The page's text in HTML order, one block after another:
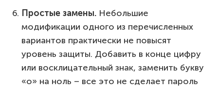
Простые замены. Небольшие
модификации одного из перечисленных
вариантов практически не повысят
уровень защиты. Добавить в конце цифру
или восклицательный знак, заменить букву
«о» на ноль – все это не сделает пароль